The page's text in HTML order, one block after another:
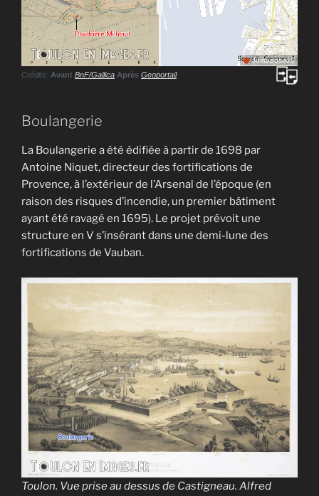
JuxtaposeJS
Crédits: Avant BnF/Gallica Après Geoportail
Boulangerie
La Boulangerie a été édifiée à partir de 1698 par
Antoine Niquet, directeur des fortifications de
Provence, à l’extérieur de l’Arsenal de l’époque (en
raison des risques d’incendie, un premier bâtiment
ayant été ravagé en 1695). Le projet prévoit une
structure en V s’insérant dans une demi-lune des
fortifications de Vauban.
Toulon. Vue prise au dessus de Castigneau. Alfred